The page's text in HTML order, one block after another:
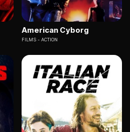
American Cyborg
FILMS ACTION